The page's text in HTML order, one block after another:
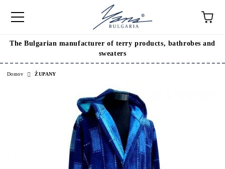
The Bulgarian manufacturer of terry products, bathrobes and
sweaters
Domov ŽUPANY